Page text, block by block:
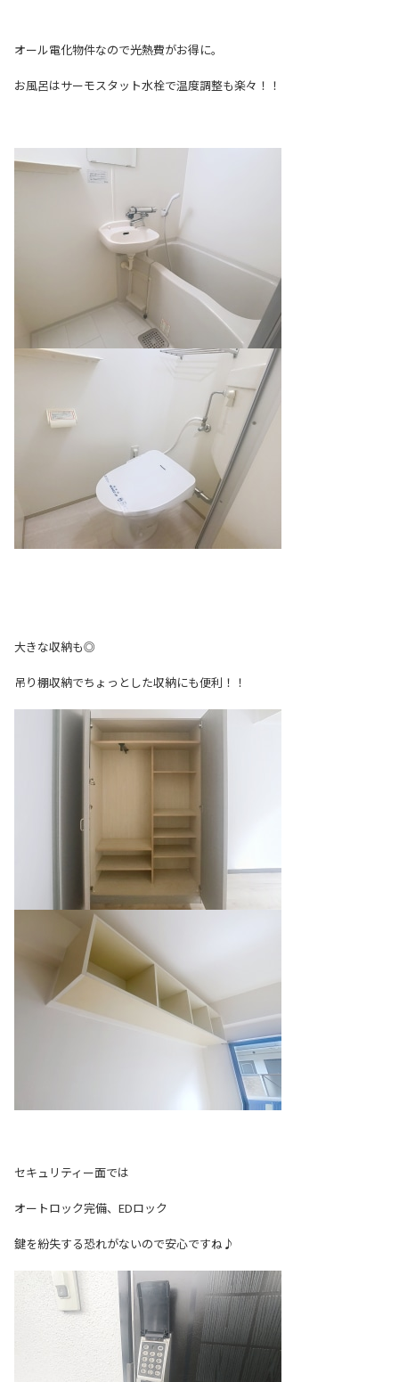
オール電化物件なので光熱費がお得に。
お風呂はサーモスタット水栓で温度調整も楽々！！
大きな収納も◎
吊り棚収納でちょっとした収納にも便利！！
セキュリティー面では
オートロック完備、EDロック
鍵を紛失する恐れがないので安心ですね♪